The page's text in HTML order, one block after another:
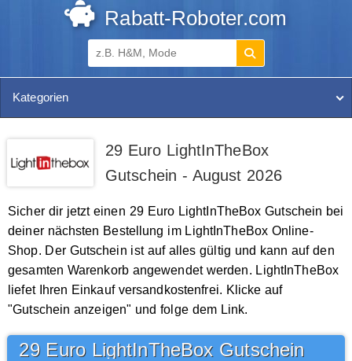
Rabatt-Roboter.com
Kategorien
29 Euro LightInTheBox
Gutschein - August 2026
Sicher dir jetzt einen 29 Euro LightInTheBox Gutschein bei
deiner nächsten Bestellung im LightInTheBox Online-
Shop. Der Gutschein ist auf alles gültig und kann auf den
gesamten Warenkorb angewendet werden. LightInTheBox
liefet Ihren Einkauf versandkostenfrei. Klicke auf
"Gutschein anzeigen" und folge dem Link.
29 Euro LightInTheBox Gutschein